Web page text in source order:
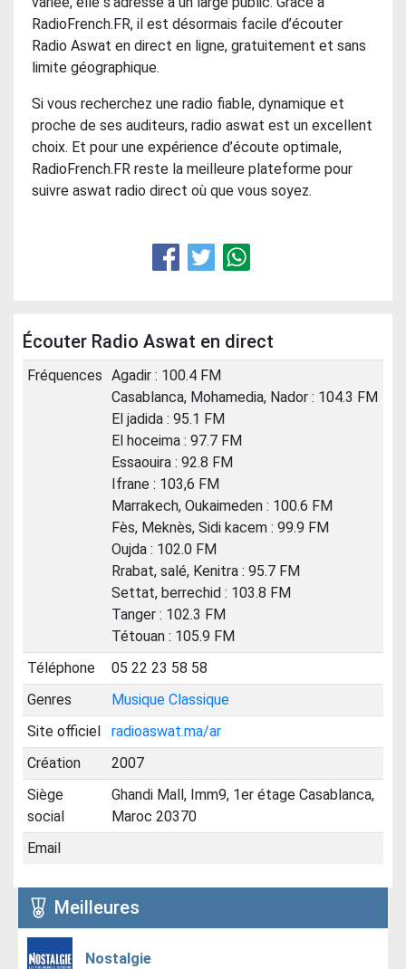
RadioFrench.FR, il est désormais facile d’écouter
Radio Aswat en direct en ligne, gratuitement et sans
limite géographique.
Si vous recherchez une radio fiable, dynamique et
proche de ses auditeurs, radio aswat est un excellent
choix. Et pour une expérience d’écoute optimale,
RadioFrench.FR reste la meilleure plateforme pour
suivre aswat radio direct où que vous soyez.
Écouter Radio Aswat en direct
Fréquences Agadir : 100.4 FM
Casablanca, Mohamedia, Nador : 104.3 FM
El jadida : 95.1 FM
El hoceima : 97.7 FM
Essaouira : 92.8 FM
Ifrane : 103,6 FM
Marrakech, Oukaimeden : 100.6 FM
Fès, Meknès, Sidi kacem : 99.9 FM
Oujda : 102.0 FM
Rrabat, salé, Kenitra : 95.7 FM
Settat, berrechid : 103.8 FM
Tanger : 102.3 FM
Tétouan : 105.9 FM
Téléphone
05 22 23 58 58
Genres
Musique Classique
Site officiel
radioaswat.ma/ar
Création
2007
Siège
social
Ghandi Mall, Imm9, 1er étage Casablanca,
Maroc 20370
Email
Meilleures
Nostalgie